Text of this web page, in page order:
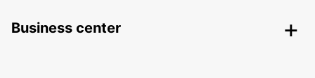
Business center